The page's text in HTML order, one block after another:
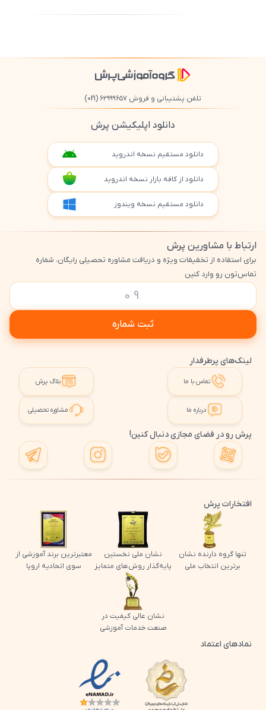
تلفن پشتیبانی و فروش ۶۲۹۹۹۶۵۷ (021)
دانلود اپلیکیشن پرش
دانلود مستقیم نسخه اندروید
دانلود از کافه بازار نسخه اندروید
دانلود مستقیم نسخه ویندوز
ارتباط با مشاورین پرش
برای استفاده از تخفیفات ویژه و دریافت مشاوره تحصیلی رایگان، شماره
تماس‌تون رو وارد کنین
ثبت شماره
لینک‌های پرطرفدار
تماس با ما بلاگ پرش
درباره ما مشاوره تحصیلی
پرش رو در فضای مجازی دنبال کنین!
افتخارات پرش
تنها گروه دارنده نشان
برترین انتخاب ملی
نشان ملی نخستین
پایه‌گذار روش‌های متمایز
معتبرترین برند آموزشی از
سوی اتحادیه اروپا
نشان عالی کیفیت در
صنعت خدمات آموزشی
نمادهای اعتماد
لوگو اینماد پرش